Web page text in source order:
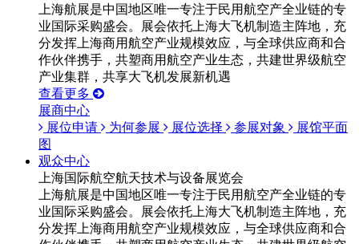
上海航展是中国地区唯一专注于民用航空产全业链的专
业国际采购盛会。展会依托上海大飞机制造主阵地，充
分发挥上海商用航空产业规模效应，与全球供应商和合
作伙伴携手，共塑商用航空产业生态，共建世界级航空
产业集群，共享大飞机发展新机遇
查看更多
展商中心
展位申请
为何参展 展位选择 参展对象
展馆平面
图
观众中心
上海国际航空航天技术与设备展览会
上海航展是中国地区唯一专注于民用航空产全业链的专
业国际采购盛会。展会依托上海大飞机制造主阵地，充
分发挥上海商用航空产业规模效应，与全球供应商和合